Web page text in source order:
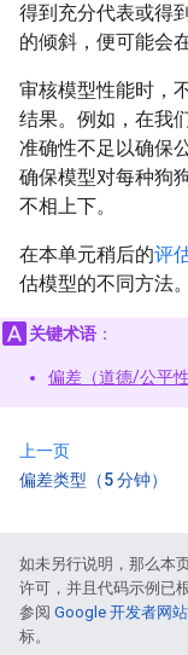
得到充分代表或得
的倾斜，便可能会
审核模型性能时，
结果。例如，在我
准确性不足以确保
确保模型对每种狗
不相上下。
在本单元稍后的评
估模型的不同方法。
关键术语 ：
偏差（道德/公平性
上一页
偏差类型（5 分钟）
如未另行说明，那么本
许可，并且代码示例已
参阅 Google 开发者网
标。